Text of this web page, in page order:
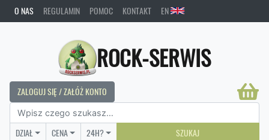
O NAS REGULAMIN POMOC KONTAKT EN
ROCK-SERWIS
ZALOGUJ SIĘ / ZAŁÓŻ KONTO
DZIAŁ CENA 24H? SZUKAJ